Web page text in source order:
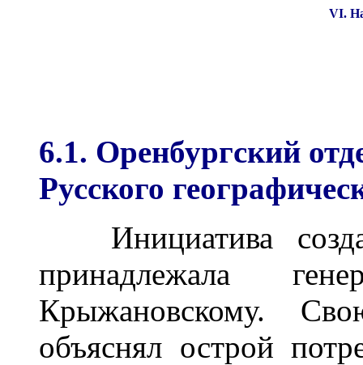
VI.
6.1. Оренбургский
Русского
Инициатива
принадлежала
Крыжановскому.
объяснял острой